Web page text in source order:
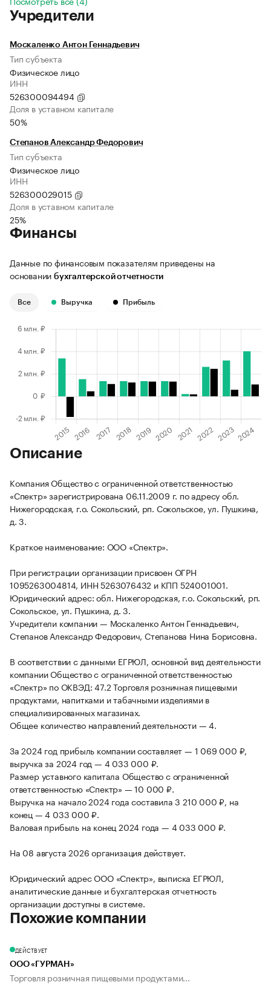
Учредители
Москаленко Антон Геннадьевич
Тип субъекта
Физическое лицо
ИНН
526300094494
Доля в уставном капитале
50%
Степанов Александр Федорович
Тип субъекта
Физическое лицо
ИНН
526300029015
Доля в уставном капитале
25%
Финансы
Данные по финансовым показателям приведены на
основании бухгалтерской отчетности
Все Выручка Прибыль
Описание
Компания Общество с ограниченной ответственностью
«Спектр» зарегистрирована 06.11.2009 г. по адресу обл.
Нижегородская, г.о. Сокольский, рп. Сокольское, ул. Пушкина,
д. 3.
Краткое наименование: ООО «Спектр».
При регистрации организации присвоен ОГРН
1095263004814, ИНН 5263076432 и КПП 524001001.
Юридический адрес: обл. Нижегородская, г.о. Сокольский, рп.
Сокольское, ул. Пушкина, д. 3.
Учредители компании — Москаленко Антон Геннадьевич,
Степанов Александр Федорович, Степанова Нина Борисовна.
В соответствии с данными ЕГРЮЛ, основной вид деятельности
компании Общество с ограниченной ответственностью
«Спектр» по ОКВЭД: 47.2 Торговля розничная пищевыми
продуктами, напитками и табачными изделиями в
специализированных магазинах.
Общее количество направлений деятельности — 4.
За 2024 год прибыль компании составляет — 1 069 000 ₽,
выручка за 2024 год — 4 033 000 ₽.
Размер уставного капитала Общество с ограниченной
ответственностью «Спектр» — 10 000 ₽.
Выручка на начало 2024 года составила 3 210 000 ₽, на
конец — 4 033 000 ₽.
Валовая прибыль на конец 2024 года — 4 033 000 ₽.
На 08 августа 2026 организация действует.
Юридический адрес ООО «Спектр», выписка ЕГРЮЛ,
аналитические данные и бухгалтерская отчетность
организации доступны в системе.
Похожие компании
ДЕЙСТВУЕТ
ООО «ГУРМАН»
Торговля розничная пищевыми продуктами...